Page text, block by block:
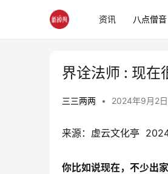
资讯 八点僧音
界诠法师 : 现在
三三两两 • 2024年9月2
来源：虚云文化亭
你比如说现在，不少出